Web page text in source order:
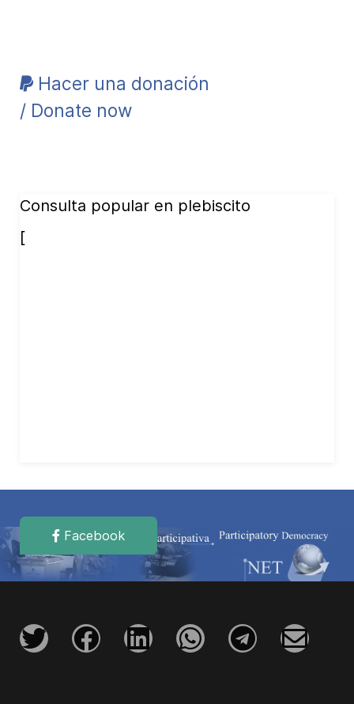
Hacer una donación
/ Donate now
Consulta popular en plebiscito
[
Facebook